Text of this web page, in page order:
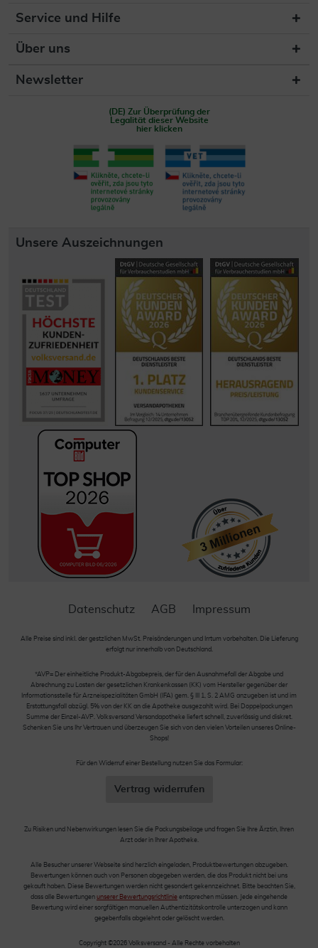
Service und Hilfe
Über uns
Newsletter
(DE) Zur Überprüfung der
Legalität dieser Website
hier klicken
Unsere Auszeichnungen
Datenschutz AGB Impressum
Alle Preise sind inkl. der gestzlichen MwSt. Preisänderungen und Irrtum vorbehalten. Die Lieferung
erfolgt nur innerhalb von Deutschland.
*AVP= Der einheitliche Produkt-Abgabepreis, der für den Ausnahmefall der Abgabe und
Abrechnung zu Lasten der gesetzlichen Krankenkassen (KK) vom Hersteller gegenüber der
Informationsstelle für Arzneispezialitäten GmbH (IFA) gem. § III 1, S. 2 AMG anzugeben ist und im
Erstattungsfall abzügl. 5% von der KK an die Apotheke ausgezahlt wird. Bei Doppelpackungen
Summe der Einzel-AVP. Volksversand Versandapotheke liefert schnell, zuverlässig und diskret.
Schenken Sie uns Ihr Vertrauen und überzeugen Sie sich von den vielen Vorteilen unseres Online-
Shops!
Für den Widerruf einer Bestellung nutzen Sie das Formular:
Vertrag widerrufen
Zu Risiken und Nebenwirkungen lesen Sie die Packungsbeilage und fragen Sie Ihre Ärztin, Ihren
Arzt oder in Ihrer Apotheke.
Alle Besucher unserer Webseite sind herzlich eingeladen, Produktbewertungen abzugeben.
Bewertungen können auch von Personen abgegeben werden, die das Produkt nicht bei uns
gekauft haben. Diese Bewertungen werden nicht gesondert gekennzeichnet. Bitte beachten Sie,
dass alle Bewertungen unserer Bewertungsrichtlinie entsprechen müssen. Jede eingehende
Bewertung wird einer sorgfältigen manuellen Authentizitätskontrolle unterzogen und kann
gegebenfalls abgelehnt oder gelöscht werden.
Copyright ©2026 Volksversand - Alle Rechte vorbehalten